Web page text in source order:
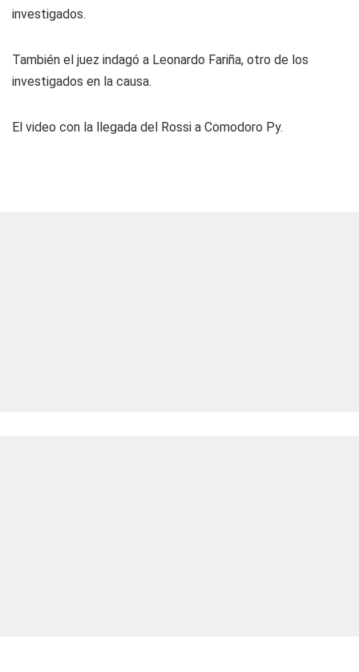
investigados.
También el juez indagó a Leonardo Fariña, otro de los
investigados en la causa.
El video con la llegada del Rossi a Comodoro Py.